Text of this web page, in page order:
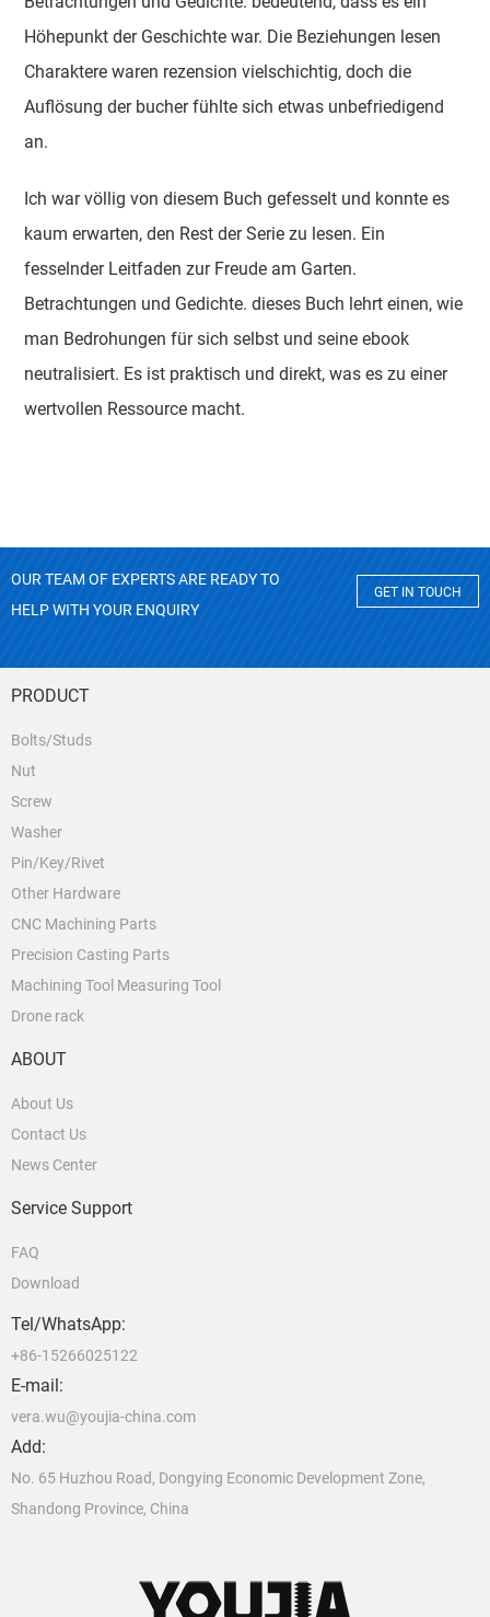
Höhepunkt der Geschichte war. Die Beziehungen lesen
Charaktere waren rezension vielschichtig, doch die
Auflösung der bucher fühlte sich etwas unbefriedigend
an.
Ich war völlig von diesem Buch gefesselt und konnte es
kaum erwarten, den Rest der Serie zu lesen. Ein
fesselnder Leitfaden zur Freude am Garten.
Betrachtungen und Gedichte. dieses Buch lehrt einen, wie
man Bedrohungen für sich selbst und seine ebook
neutralisiert. Es ist praktisch und direkt, was es zu einer
wertvollen Ressource macht.
OUR TEAM OF EXPERTS ARE READY TO
HELP WITH YOUR ENQUIRY
GET IN TOUCH
PRODUCT
Bolts/Studs
Nut
Screw
Washer
Pin/Key/Rivet
Other Hardware
CNC Machining Parts
Precision Casting Parts
Machining Tool Measuring Tool
Drone rack
ABOUT
About Us
Contact Us
News Center
Service Support
FAQ
Download
Tel/WhatsApp:
+86-15266025122
E-mail:
vera.wu@youjia-china.com
Add:
No. 65 Huzhou Road, Dongying Economic Development Zone,
Shandong Province, China